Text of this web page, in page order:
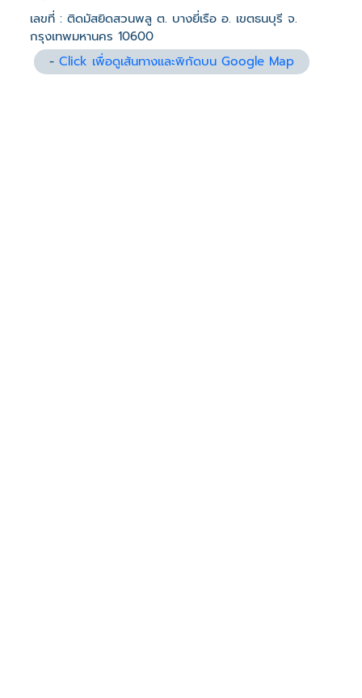
เลขที่ : ติดมัสยิดสวนพลู ต. บางยี่เรือ อ. เขตธนบุรี จ.
กรุงเทพมหานคร 10600
-Click เพื่อดูเส้นทางและพิกัดบน Google Map